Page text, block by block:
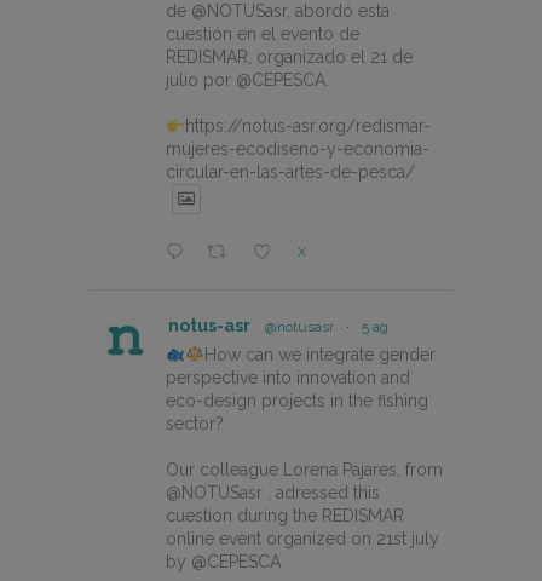
de @NOTUSasr, abordó esta
cuestión en el evento de
REDISMAR, organizado el 21 de
julio por @CEPESCA.
https://notus-asr.org/redismar-
mujeres-ecodiseno-y-economia-
circular-en-las-artes-de-pesca/
X
notus-asr @notusasr · 5 ag.
How can we integrate gender
perspective into innovation and
eco-design projects in the fishing
sector?
Our colleague Lorena Pajares, from
@NOTUSasr , adressed this
cuestion during the REDISMAR
online event organized on 21st july
by @CEPESCA